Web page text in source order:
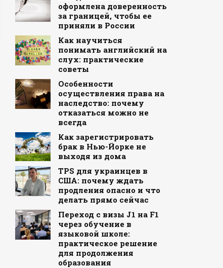
оформлена доверенность
за границей, чтобы ее
приняли в России
Как научиться
понимать английский на
слух: практические
советы
Особенности
осуществления права на
наследство: почему
отказаться можно не
всегда
Как зарегистрировать
брак в Нью-Йорке не
выходя из дома
TPS для украинцев в
США: почему ждать
продления опасно и что
делать прямо сейчас
Переход с визы J1 на F1
через обучение в
языковой школе:
практическое решение
для продолжения
образования